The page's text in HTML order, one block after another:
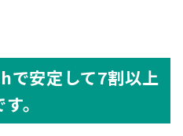
で安定して7割以上
。